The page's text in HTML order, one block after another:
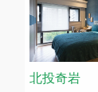
北投奇岩